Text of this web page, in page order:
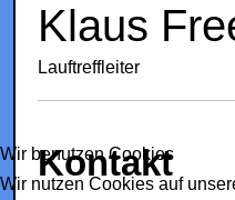
Klaus
Lauftreffleiter
Kontakt
Wir benutzen Cookies
Wir nutzen Cookies auf